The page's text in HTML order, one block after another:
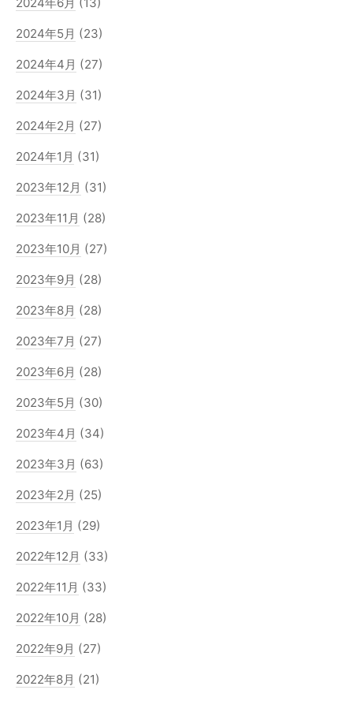
2024年5月 (23)
2024年4月 (27)
2024年3月 (31)
2024年2月 (27)
2024年1月 (31)
2023年12月 (31)
2023年11月 (28)
2023年10月 (27)
2023年9月 (28)
2023年8月 (28)
2023年7月 (27)
2023年6月 (28)
2023年5月 (30)
2023年4月 (34)
2023年3月 (63)
2023年2月 (25)
2023年1月 (29)
2022年12月 (33)
2022年11月 (33)
2022年10月 (28)
2022年9月 (27)
2022年8月 (21)